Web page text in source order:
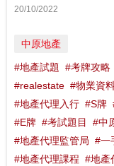
20/10/2022
中原地產
#地產試題 #考牌攻略
#realestate #物業資
#地產代理入行 #S牌
#E牌 #考試題目 #中
#地產代理監管局 #一
#地產代理課程 #地產